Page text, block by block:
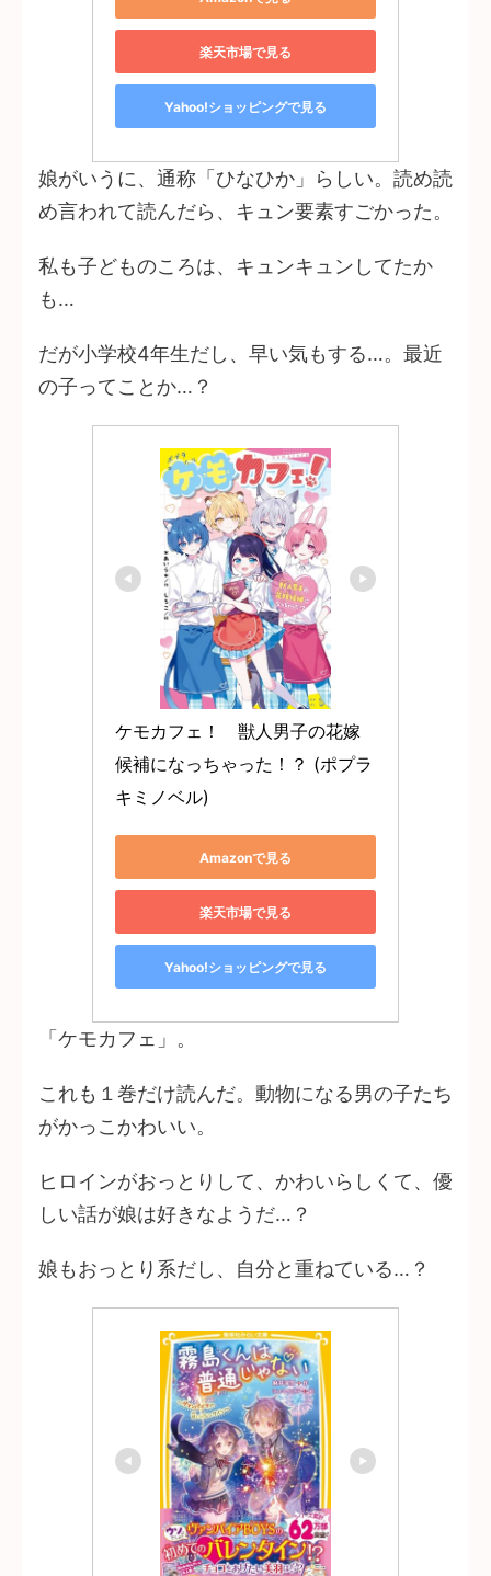
楽天市場で見る
Yahoo!ショッピングで見る
娘がいうに、通称「ひなひか」らしい。読め読
め言われて読んだら、キュン要素すごかった。
私も子どものころは、キュンキュンしてたか
も…
だが小学校4年生だし、早い気もする…。最近
の子ってことか…？
ケモカフェ！　獣人男子の花嫁
候補になっちゃった！？ (ポプラ
キミノベル)
Amazonで見る
楽天市場で見る
Yahoo!ショッピングで見る
「ケモカフェ」。
これも１巻だけ読んだ。動物になる男の子たち
がかっこかわいい。
ヒロインがおっとりして、かわいらしくて、優
しい話が娘は好きなようだ…？
娘もおっとり系だし、自分と重ねている…？